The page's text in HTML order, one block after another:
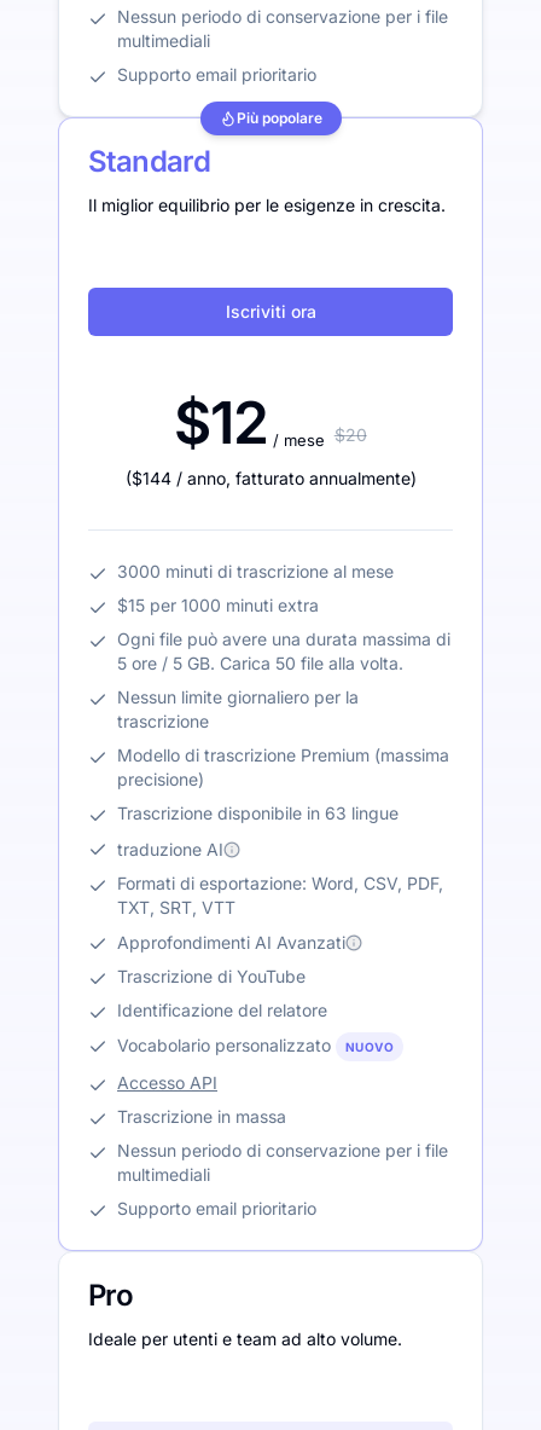
Nessun periodo di conservazione per i file
multimediali
Supporto email prioritario
Più popolare
Standard
Il miglior equilibrio per le esigenze in crescita.
Iscriviti ora
$12 / mese $20
($144 / anno, fatturato annualmente)
3000 minuti di trascrizione al mese
$15 per 1000 minuti extra
Ogni file può avere una durata massima di
5 ore / 5 GB. Carica 50 file alla volta.
Nessun limite giornaliero per la
trascrizione
Modello di trascrizione Premium (massima
precisione)
Trascrizione disponibile in 63 lingue
traduzione AI
Formati di esportazione: Word, CSV, PDF,
TXT, SRT, VTT
Approfondimenti AI Avanzati
Trascrizione di YouTube
Identificazione del relatore
Vocabolario personalizzato
NUOVO
Accesso API
Trascrizione in massa
Nessun periodo di conservazione per i file
multimediali
Supporto email prioritario
Pro
Ideale per utenti e team ad alto volume.